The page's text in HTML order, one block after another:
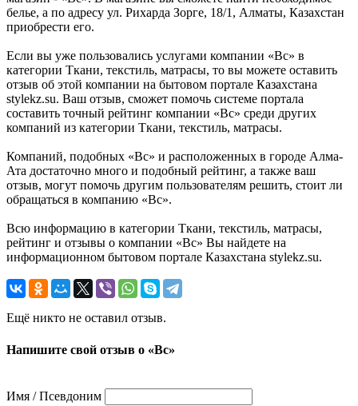
белье, а по адресу ул. Рихарда Зорге, 18/1, Алматы, Казахстан
приобрести его.
Если вы уже пользовались услугами компании «Bc» в
категории Ткани, текстиль, матрасы, то вы можете оставить
отзыв об этой компании на бытовом портале Казахстана
stylekz.su. Ваш отзыв, сможет помочь системе портала
составить точный рейтинг компании «Bc» среди других
компаний из категории Ткани, текстиль, матрасы.
Компаний, подобных «Bc» и расположенных в городе Алма-
Ата достаточно много и подобный рейтинг, а также ваш
отзыв, могут помочь другим пользователям решить, стоит ли
обращаться в компанию «Bc».
Всю информацию в категории Ткани, текстиль, матрасы,
рейтинг и отзывы о компании «Bc» Вы найдете на
информационном бытовом портале Казахстана stylekz.su.
Ещё никто не оставил отзыв.
Напишите свой отзыв о «Bc»
Имя / Псевдоним